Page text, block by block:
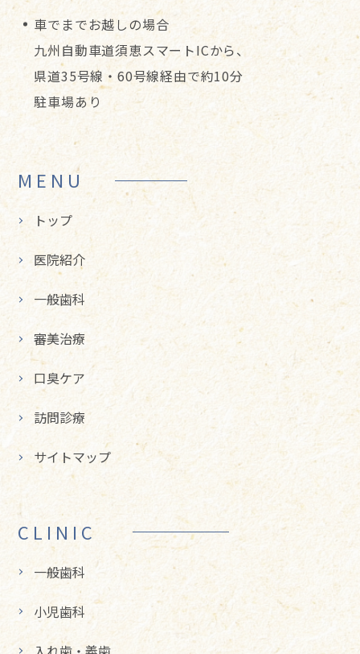
車でまでお越しの場合
九州自動車道須恵スマートICから、
県道35号線・60号線経由で約10分
駐車場あり
MENU
トップ
医院紹介
一般歯科
審美治療
口臭ケア
訪問診療
サイトマップ
CLINIC
一般歯科
小児歯科